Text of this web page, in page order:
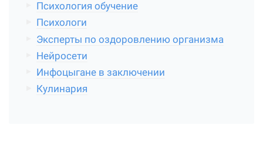
Психология обучение
Психологи
Эксперты по оздоровлению организма
Нейросети
Инфоцыгане в заключении
Кулинария